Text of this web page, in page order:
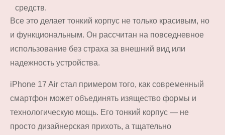
средств.
Все это делает тонкий корпус не только красивым, но
и функциональным. Он рассчитан на повседневное
использование без страха за внешний вид или
надежность устройства.
iPhone 17 Air стал примером того, как современный
смартфон может объединять изящество формы и
технологическую мощь. Его тонкий корпус — не
просто дизайнерская прихоть, а тщательно